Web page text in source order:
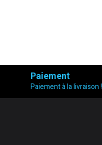
Paiement
Paiement à la livraison !